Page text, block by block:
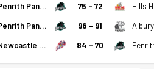
Penrith Panthers 75 - 72 Hills
Penrith Panthers 98 - 91
Newcastle Falcons 84 - 70